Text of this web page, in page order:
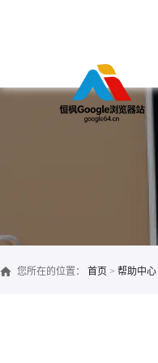
您所在的位置： 首页 > 帮助中心